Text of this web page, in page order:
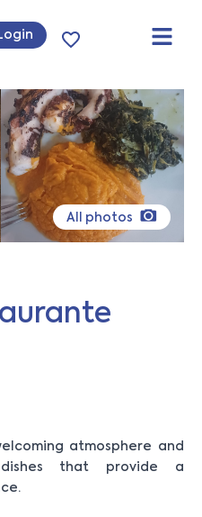
All photos
atmosphere and
dishes that provide a